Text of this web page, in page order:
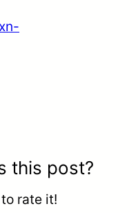
xn-
this post?
rate it!